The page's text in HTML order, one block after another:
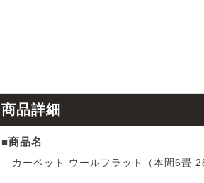
maison de reve
HOME
商品詳細
■商品名
カーペット ウールフラット（本間6畳